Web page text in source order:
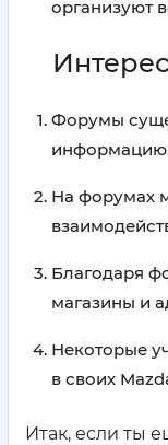
организуют
Форумы
информацию,
На форумах
Благодаря
магазины и
Некоторые
в своих
Итак, если ты